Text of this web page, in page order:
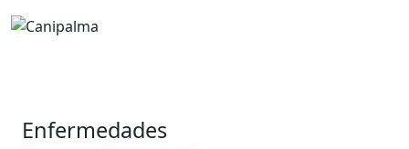
Enfermedades